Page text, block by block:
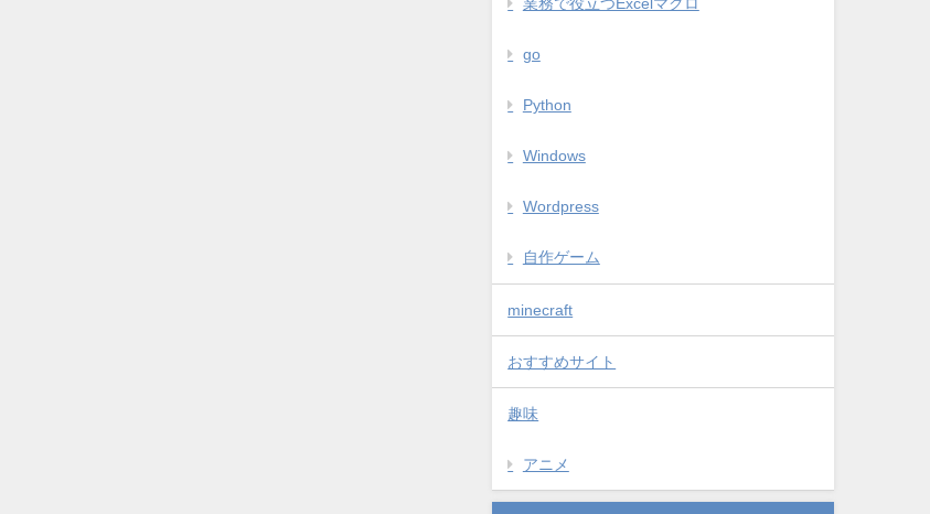
業務で役立つExcelマクロ
go
Python
Windows
Wordpress
自作ゲーム
minecraft
おすすめサイト
趣味
アニメ